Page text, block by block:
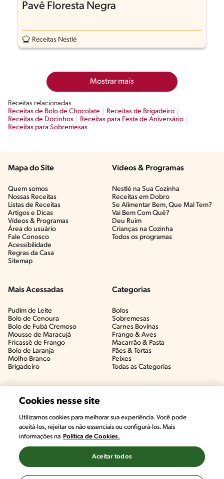
Pavê Floresta Negra
Receitas Nestlé
Mostrar mais
Receitas relacionadas
Receitas de Bolo de Chocolate
Receitas de Brigadeiro
Receitas de Docinhos
Receitas para Festa de Aniversário
Receitas para Sobremesas
Mapa do Site
Quem somos
Nossas Receitas
Listas de Receitas​
Artigos e Dicas​
Vídeos & Programas​
Área do usuário
Fale Conosco
Acessibilidade
Regras da Casa
Sitemap
Vídeos & Programas​
Nestlé na Sua Cozinha
Receitas em Dobro
Se Alimentar Bem, Que Mal Tem?​
Vai Bem Com Quê?​
Deu Ruim​
Crianças na Cozinha​
Todos os programas
Mais Acessadas
Pudim de Leite
Bolo de Cenoura
Bolo de Fubá Cremoso
Mousse de Maracujá
Fricassê de Frango
Bolo de Laranja
Molho Branco
Brigadeiro
Categorias
Bolos
Sobremesas
Carnes Bovinas​
Frango & Aves​
Macarrão & Pasta​
Pães & Tortas​
Peixes
Todas as Categorias
Cookies nesse site
Utilizamos cookies para melhorar sua experiência. Você pode
aceitá-los, rejeitar os não essenciais ou configurá-los. Mais
informações na Política de Cookies.
Aceitar todos